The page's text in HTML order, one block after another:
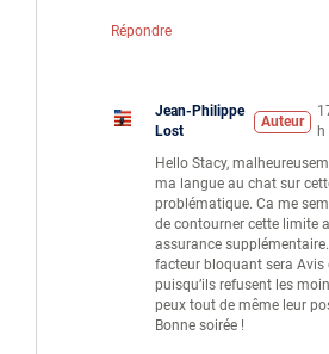
Répondre
Jean-Philippe
Lost
Auteur
Hello Stacy,
ma langue au chat sur
problématique. Ca me
de contourner cette limite
assurance
facteur bloquant sera Avis
puisqu’ils refusent les
peux tout de même leur
Bonne soirée !